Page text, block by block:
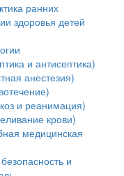
ранних
здоровья детей
и антисептика)
анестезия)
и реанимация)
крови)
медицинская
и